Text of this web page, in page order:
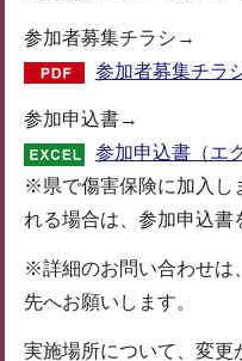
参加者募集チラシ→
参加者募集チラ
参加申込書→
参加申込書（エ
※県で傷害保険に加入し
れる場合は、参加申込書
※詳細のお問い合わせは
先へお願いします。
実施場所について、変更